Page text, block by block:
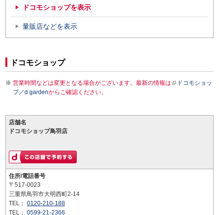
ドコモショップを表示
量販店などを表示
ドコモショップ
営業時間などは変更となる場合がございます。最新の情報は
ドコモショッ
プ／d gardenからご確認ください。
店舗名
ドコモショップ鳥羽店
住所/電話番号
〒517-0023
三重県鳥羽市大明西町2-14
TEL： 0120-210-188
TEL： 0599-21-2366